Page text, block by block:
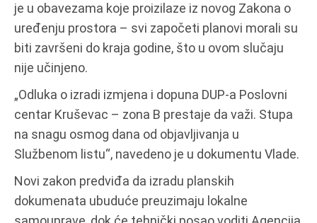
je u obavezama koje proizilaze iz novog Zakona o
uređenju prostora – svi započeti planovi morali su
biti završeni do kraja godine, što u ovom slučaju
nije učinjeno.
„Odluka o izradi izmjena i dopuna DUP-a Poslovni
centar Kruševac – zona B prestaje da važi. Stupa
na snagu osmog dana od objavljivanja u
Službenom listu“, navedeno je u dokumentu Vlade.
Novi zakon predviđa da izradu planskih
dokumenata ubuduće preuzimaju lokalne